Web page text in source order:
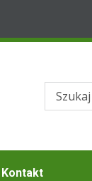
Kontakt